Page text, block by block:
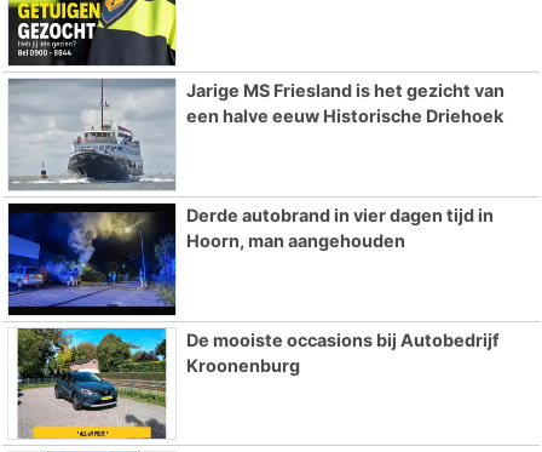
Jarige MS Friesland is het gezicht van
een halve eeuw Historische Driehoek
Derde autobrand in vier dagen tijd in
Hoorn, man aangehouden
De mooiste occasions bij Autobedrijf
Kroonenburg